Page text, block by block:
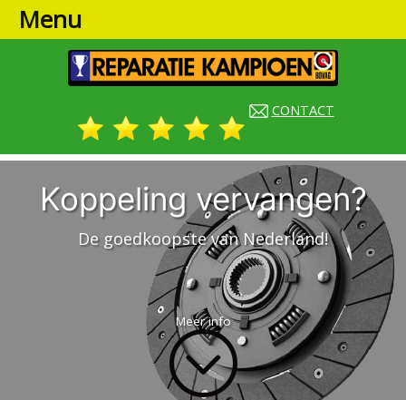
CONTACT
Koppeling vervangen?
De goedkoopste van Nederland!
Meer info
Menu